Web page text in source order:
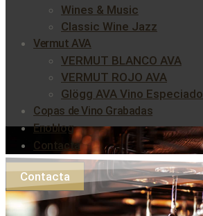
Wines & Music
Classic Wine Jazz
Vermut AVA
VERMUT BLANCO AVA
VERMUT ROJO AVA
Glögg AVA Vino Especiado
Copas de Vino Grabadas
Enoblog
Contacta
Contacta